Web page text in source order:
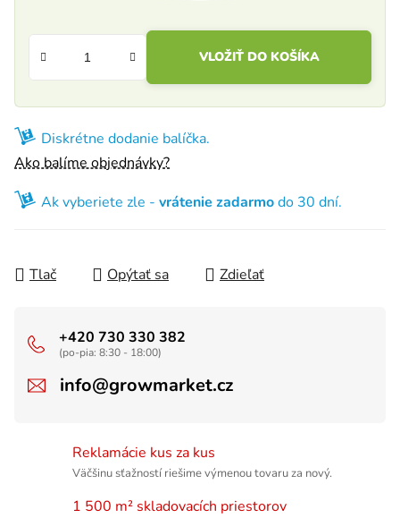
VLOŽIŤ DO KOŠÍKA
Diskrétne dodanie balíčka.
Ako balíme objednávky?
Ak vyberiete zle - vrátenie zadarmodo 30 dní.
Tlač Opýtať sa Zdieľať
+420 730 330 382
(po-pia: 8:30 - 18:00)
info@growmarket.cz
Reklamácie kus za kus
Väčšinu sťažností riešime výmenou tovaru za nový.
1 500 m² skladovacích priestorov